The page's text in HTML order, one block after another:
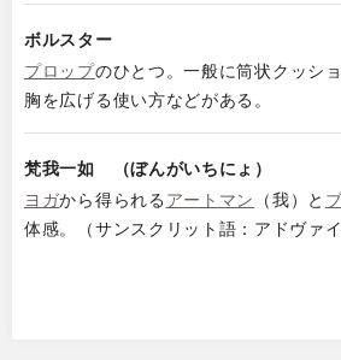
ボルスター
プロップのひとつ。一般に筒状クッシ
胸を広げる使い方などがある。
梵我一如 （ぼんがいちにょ）
ヨガから得られる アートマン （我）と
体感。（サンスクリット語：アドヴァイ